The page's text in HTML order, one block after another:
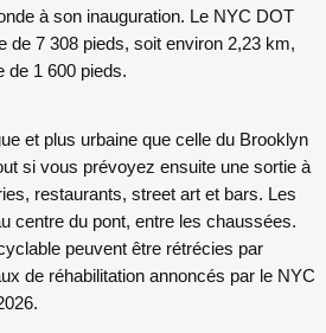
à son inauguration. Le NYC DOT
de 7 308 pieds, soit environ 2,23 km,
de 1 600 pieds.
et plus urbaine que celle du Brooklyn
si vous prévoyez ensuite une sortie à
restaurants, street art et bars. Les
centre du pont, entre les chaussées.
peuvent être rétrécies par
de réhabilitation annoncés par le NYC